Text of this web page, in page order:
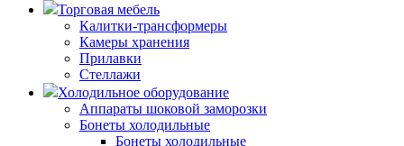
Торговая мебель
Калитки-трансформеры
Камеры хранения
Прилавки
Стеллажи
Холодильное оборудование
Аппараты шоковой заморозки
Бонеты холодильные
Бонеты холодильные